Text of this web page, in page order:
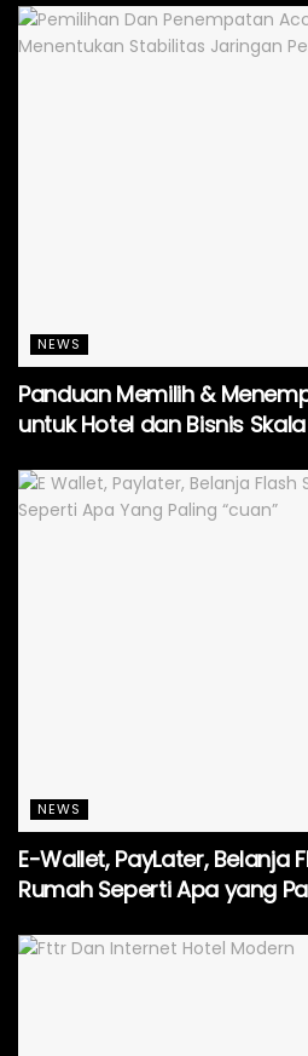
NEWS
Panduan Memilih &
untuk Hotel dan Bisnis
NEWS
E-Wallet, PayLater, Belanja
Rumah Seperti Apa yang